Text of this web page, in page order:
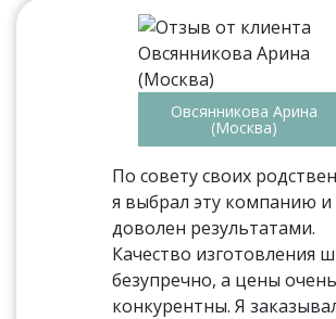
Овсянникова Арина
(Москва)
По совету своих
я выбрал эту компанию и
доволен результатами.
Качество изготовления
безупречно, а цены очень
конкурентны. Я